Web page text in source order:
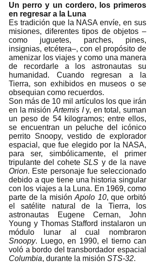
Un perro y un cordero, los primeros
en regresar a la Luna
Es tradición que la NASA envíe, en sus
misiones, diferentes tipos de objetos –
como juguetes, parches, pines,
insignias, etcétera–, con el propósito de
amenizar los viajes y como una manera
de recordarle a los astronautas su
humanidad. Cuando regresan a la
Tierra, son exhibidos en museos o se
obsequian como recuerdos.
Son más de 10 mil artículos los que irán
en la misión Artemis I y, en total, suman
un peso de 54 kilogramos; entre ellos,
se encuentran un peluche del icónico
perrito Snoopy, vestido de explorador
espacial, que fue elegido por la NASA,
para ser, simbólicamente, el primer
tripulante del cohete SLS
Orion. Este personaje fue seleccionado
debido a que tiene una historia singular
con los viajes a la Luna. En 1969, como
parte de la misión Apolo 10, que orbitó
el satélite natural de la Tierra, los
astronautas Eugene Cernan, John
Young y Thomas Stafford instalaron un
Snoopy. Luego, en 1990, el tierno can
Columbia, durante la misión STS-32.